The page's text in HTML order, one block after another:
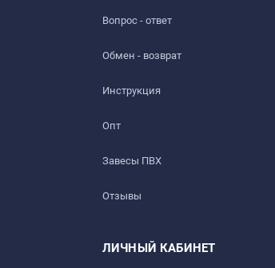
Вопрос - ответ
Обмен - возврат
Инструкция
Опт
Завесы ПВХ
Отзывы
ЛИЧНЫЙ КАБИНЕТ